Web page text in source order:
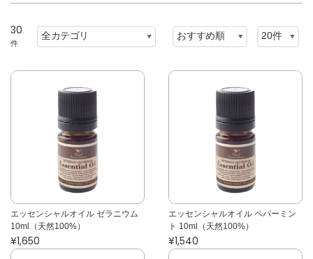
30
件
エッセンシャルオイル ゼラニウム
10ml（天然100%）
¥1,650
エッセンシャルオイル ペパーミン
ト 10ml（天然100%）
¥1,540